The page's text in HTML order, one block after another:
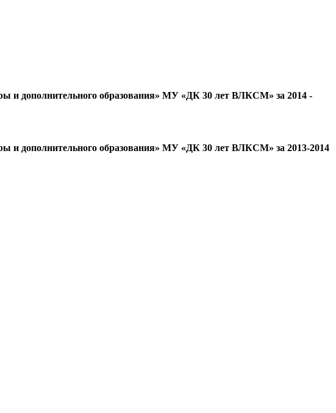
и дополнительного образования» МУ «ДК 30 лет ВЛКСМ» за 2014 -
и дополнительного образования» МУ «ДК 30 лет ВЛКСМ» за 2013-2014